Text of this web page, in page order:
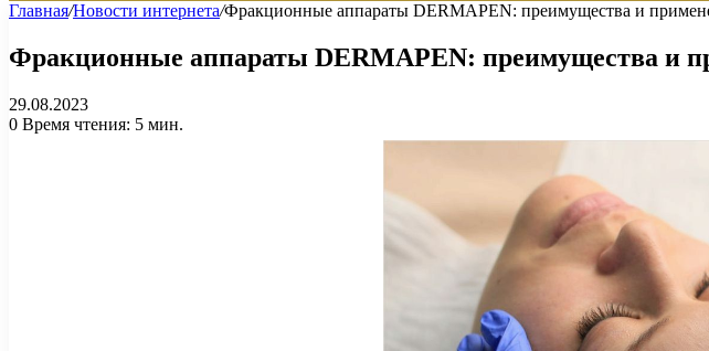
Главная/Новости интернета/Фракционные аппараты DERMAPEN: преимущества и
Фракционные аппараты DERMAPEN: преимущества и
29.08.2023
0 Время чтения: 5 мин.